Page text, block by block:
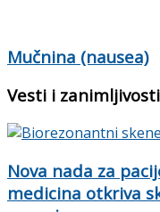
Mučnina (nausea)
Vesti i zanimljivosti
Nova nada za
medicina otkriva